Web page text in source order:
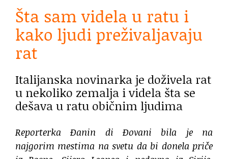
Šta sam videla u ratu i
kako ljudi preživaljavaju
rat
Italijanska novinarka je doživela rat
u nekoliko zemalja i videla šta se
dešava u ratu običnim ljudima
Reporterka Đanin di Đovani bila je na
najgorim mestima na svetu da bi donela priče